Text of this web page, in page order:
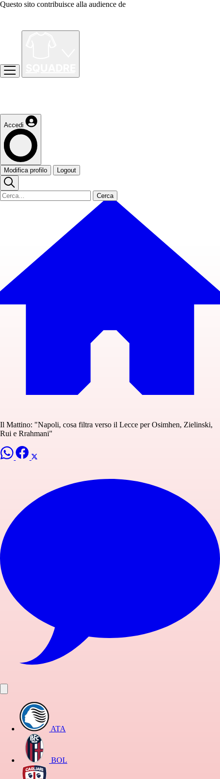
Questo sito contribuisce alla audience de
Accedi
Modifica profilo Logout
Cerca
Il Mattino: "Napoli, cosa filtra verso il Lecce per Osimhen, Zielinski,
Rui e Rrahmani"
ATA
BOL